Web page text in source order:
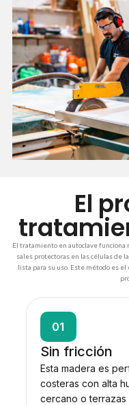
El
El tratamiento en autoclave funciona
sales protectoras en las células de
lista para su uso. Este método es
01
Sin fricción
Esta madera es
costeras con alta
cercano o terrazas